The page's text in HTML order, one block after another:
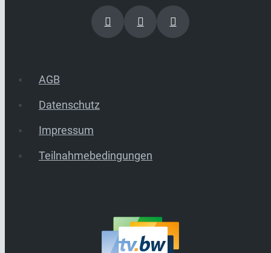
AGB
Datenschutz
Impressum
Teilnahmebedingungen